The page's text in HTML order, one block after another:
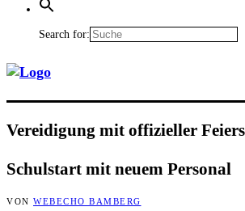
Search for:
Ver­ei­di­gung mit offi­zi­el­ler
Schul­start mit neu­em Personal
VON WEBECHO BAMBERG